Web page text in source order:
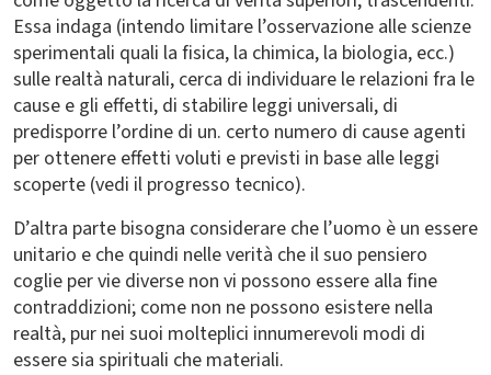
Essa indaga (intendo limitare l’osservazione alle scienze
sperimentali quali la fisica, la chimica, la biologia, ecc.)
sulle realtà naturali, cerca di individuare le relazioni fra le
cause e gli effetti, di stabilire leggi universali, di
predisporre l’ordine di un. certo numero di cause agenti
per ottenere effetti voluti e previsti in base alle leggi
scoperte (vedi il progresso tecnico).
D’altra parte bisogna considerare che l’uomo è un essere
unitario e che quindi nelle verità che il suo pensiero
coglie per vie diverse non vi possono essere alla fine
contraddizioni; come non ne possono esistere nella
realtà, pur nei suoi molteplici innumerevoli modi di
essere sia spirituali che materiali.